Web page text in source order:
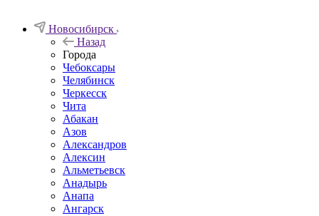
Новосибирск
Назад
Города
Чебоксары
Челябинск
Черкесск
Чита
Абакан
Азов
Александров
Алексин
Альметьевск
Анадырь
Анапа
Ангарск